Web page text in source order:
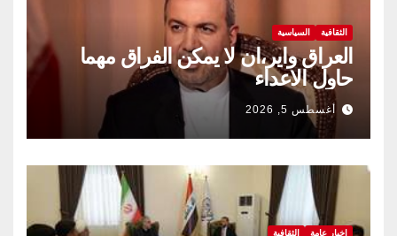
الثقافية السياسية
العراق واير،ان لا يمكن الفراق مهما
حاول الاعداء
أغسطس 5, 2026
اخبار عامة الثقافية